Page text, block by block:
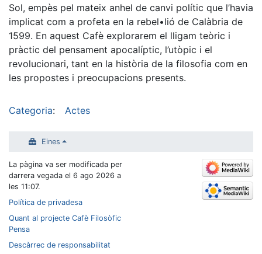
Sol, empès pel mateix anhel de canvi polític que l’havia
implicat com a profeta en la rebel•lió de Calàbria de
1599. En aquest Cafè explorarem el lligam teòric i
pràctic del pensament apocalíptic, l’utòpic i el
revolucionari, tant en la història de la filosofia com en
les propostes i preocupacions presents.
Categoria: Actes
Eines
La pàgina va ser modificada per
darrera vegada el 6 ago 2026 a
les 11:07.
Política de privadesa
Quant al projecte Cafè Filosòfic
Pensa
Descàrrec de responsabilitat